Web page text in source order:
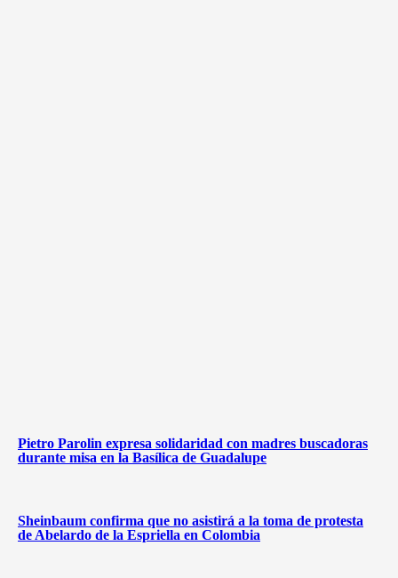
Pietro Parolin expresa solidaridad con madres buscadoras
durante misa en la Basílica de Guadalupe
Sheinbaum confirma que no asistirá a la toma de protesta
de Abelardo de la Espriella en Colombia